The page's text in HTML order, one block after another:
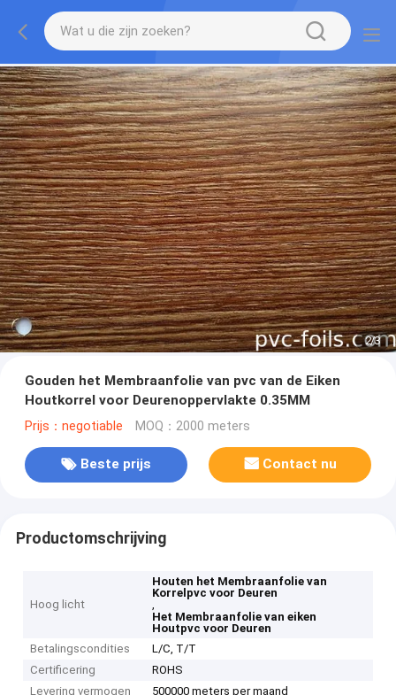
2/3
Gouden het Membraanfolie van pvc van de Eiken
Houtkorrel voor Deurenoppervlakte 0.35MM
Prijs：negotiable MOQ：2000 meters
Beste prijs Contact nu
Productomschrijving
Hoog licht
Houten het Membraanfolie van
Korrelpvc voor Deuren
,
Het Membraanfolie van eiken
Houtpvc voor Deuren
Betalingscondities
L/C, T/T
Certificering
ROHS
Levering vermogen
500000 meters per maand